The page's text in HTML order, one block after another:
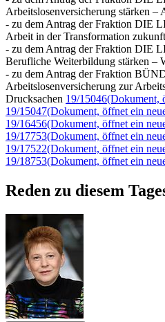
Arbeitslosenversicherung stärken –
- zu dem Antrag der Fraktion DIE
Arbeit in der Transformation
- zu dem Antrag der Fraktion DIE
Berufliche Weiterbildung stärken –
- zu dem Antrag der Fraktion
Arbeitslosenversicherung zur
Drucksachen 19/15046(Dokument,
19/15047(Dokument, öffnet ein
19/16456(Dokument, öffnet ein
19/17753(Dokument, öffnet ein
19/17522(Dokument, öffnet ein
19/18753(Dokument, öffnet ein
Reden zu diesem